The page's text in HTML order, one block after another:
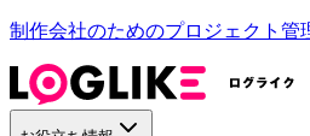
制作会社のためのプロジェクト管